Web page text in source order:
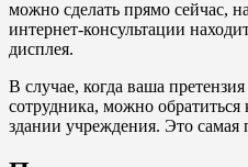
можно сделать прямо сейчас,
интернет-консультации
дисплея.
В случае, когда ваша
сотрудника, можно обратиться
здании учреждения. Это самая